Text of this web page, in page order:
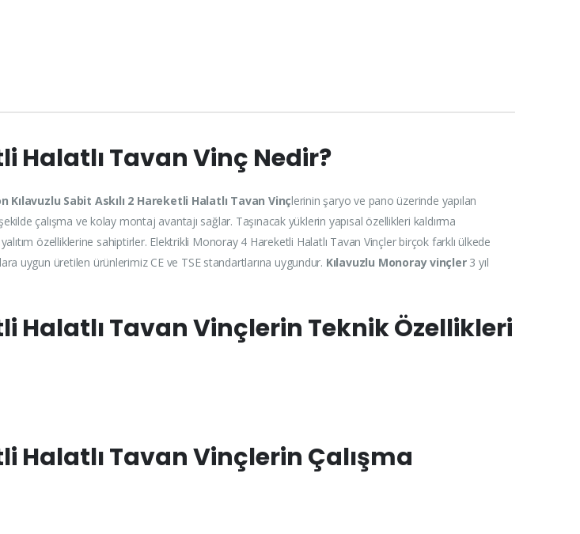
Halatlı Tavan Vinç Nedir?
Kılavuzlu Sabit Askılı 2 Hareketli Halatlı Tavan Vinçlerinin şaryo ve pano üzerinde yapılan
çalışma ve kolay montaj avantajı sağlar. Taşınacak yüklerin yapısal özellikleri kaldırma
özelliklerine sahiptirler. Elektrikli Monoray 4 Hareketli Halatlı Tavan Vinçler birçok farklı ülkede
uygun üretilen ürünlerimiz CE ve TSE standartlarına uygundur. Kılavuzlu Monoray vinçler3 yıl
Halatlı Tavan Vinçlerin Teknik Özellikleri
Halatlı Tavan Vinçlerin Çalışma